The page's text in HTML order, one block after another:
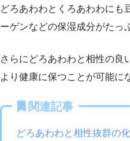
どろあわわとくろあわわにも
ーゲンなどの保湿成分がたっ
さらにどろあわわと相性の良
より健康に保つことが可能に
関連記事
どろあわわと相性抜群の